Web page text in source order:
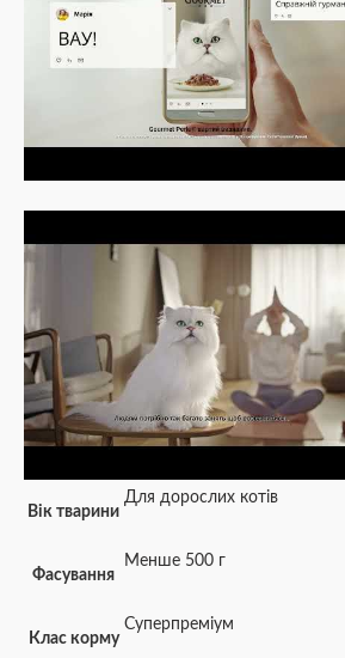
Вік тварини
Для дорослих котів
Фасування
Менше 500 г
Клас корму
Суперпреміум